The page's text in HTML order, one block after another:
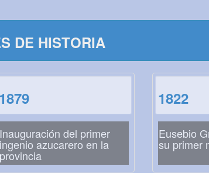
DE HISTORIA
1879
Inauguración del primer
ingenio azucarero en la
provincia
1822
Eusebio
su primer